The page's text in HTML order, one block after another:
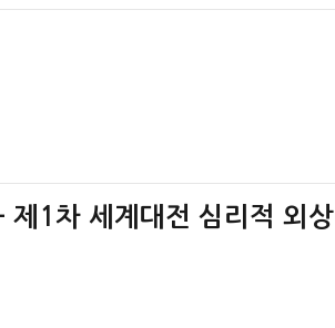
제1차 세계대전 심리적 외상